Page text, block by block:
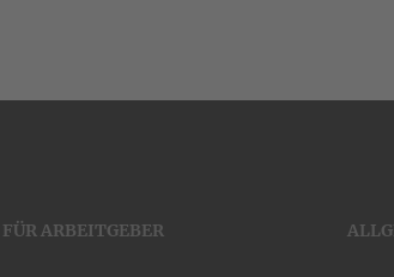
FÜR ARBEITGEBER